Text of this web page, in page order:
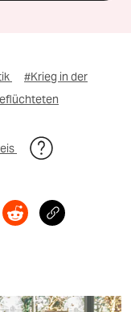
#Krieg in der